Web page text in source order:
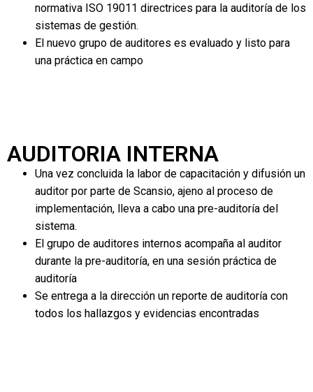
normativa ISO 19011 directrices para la auditoría de los
sistemas de gestión.
El nuevo grupo de auditores es evaluado y listo para
una práctica en campo
AUDITORIA INTERNA
Una vez concluida la labor de capacitación y difusión un
auditor por parte de Scansio, ajeno al proceso de
implementación, lleva a cabo una pre-auditoría del
sistema.
El grupo de auditores internos acompaña al auditor
durante la pre-auditoría, en una sesión práctica de
auditoría
Se entrega a la dirección un reporte de auditoría con
todos los hallazgos y evidencias encontradas